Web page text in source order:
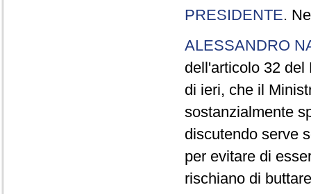
PRESIDENTE.
ALESSANDRO
dell'articolo 32 del
di ieri, che il
sostanzialmente
discutendo serve
per evitare di
rischiano di